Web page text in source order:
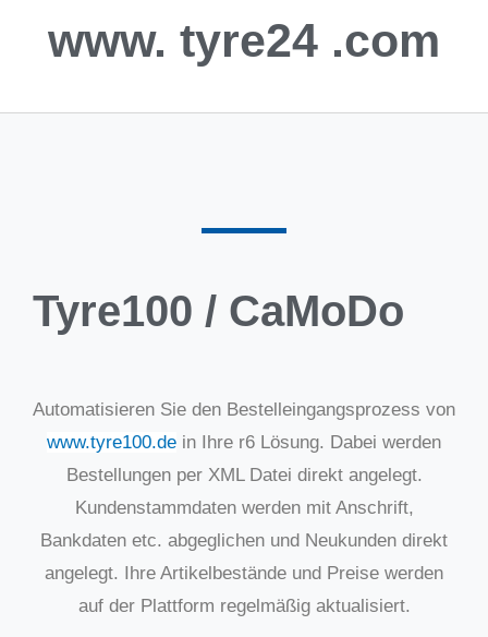
www. tyre24 .com
Tyre100 / CaMoDo
Automatisieren Sie den Bestelleingangsprozess von
www.tyre100.de in Ihre r6 Lösung. Dabei werden
Bestellungen per XML Datei direkt angelegt.
Kundenstammdaten werden mit Anschrift,
Bankdaten etc. abgeglichen und Neukunden direkt
angelegt. Ihre Artikelbestände und Preise werden
auf der Plattform regelmäßig aktualisiert.